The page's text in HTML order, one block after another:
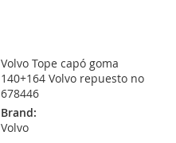
Volvo Tope capó goma
140+164 Volvo repuesto no
678446
Brand:
Volvo